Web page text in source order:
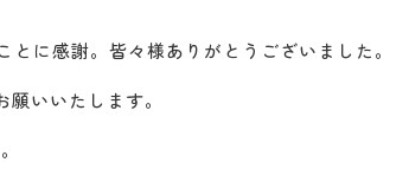
に感謝。皆々様ありがとうございました。
いいたします。